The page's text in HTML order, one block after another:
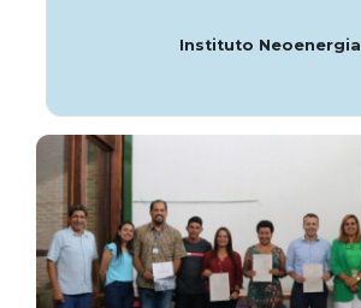
Instituto Neoenergia